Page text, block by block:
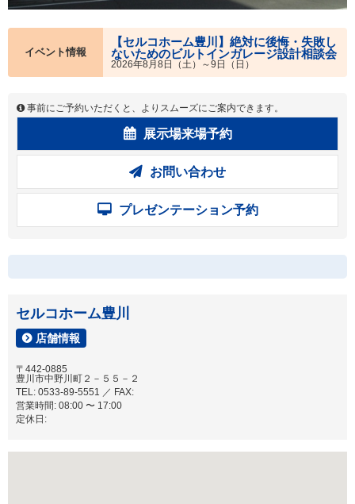
イベント情報
【セルコホーム豊川】絶対に後悔・失敗し
ないためのビルトインガレージ設計相談会
2026年8月8日（土）～9日（日）
事前にご予約いただくと、よりスムーズにご案内できます。
展示場来場予約
お問い合わせ
プレゼンテーション予約
セルコホーム豊川
店舗情報
〒442-0885
豊川市中野川町２－５５－２
TEL: 0533-89-5551 ／ FAX:
営業時間: 08:00 〜 17:00
定休日: